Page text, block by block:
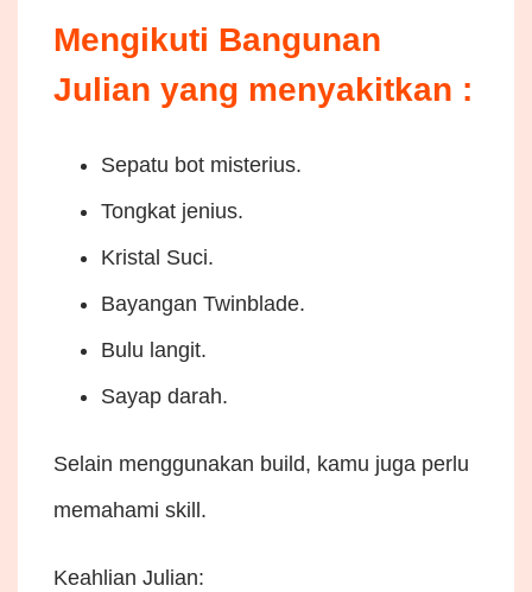
Mengikuti Bangunan
Julian yang menyakitkan :
Sepatu bot misterius.
Tongkat jenius.
Kristal Suci.
Bayangan Twinblade.
Bulu langit.
Sayap darah.
Selain menggunakan build, kamu juga perlu
memahami skill.
Keahlian Julian: